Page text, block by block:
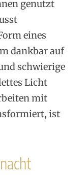
genutzt
eines
dankbar auf
schwierige
Licht
mit
ist